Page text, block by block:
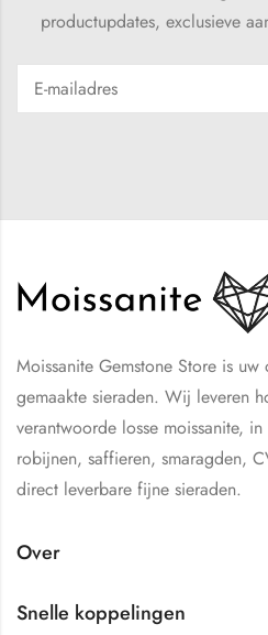
productupdates, exclusieve
Moissanite Gemstone Store is
gemaakte sieraden. Wij leveren
verantwoorde losse moissanite,
robijnen, saffieren, smaragden,
direct leverbare fijne sieraden.
Over
Snelle koppelingen